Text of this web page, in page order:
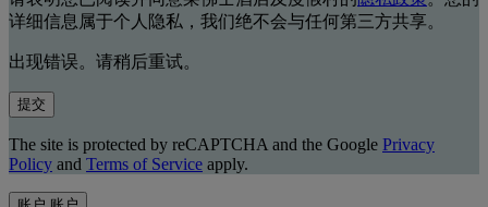
详细信息属于个人隐私，我们绝不会与任何第三方共享。
出现错误。请稍后重试。
提交
The site is protected by reCAPTCHA and the Google Privacy
Policy and Terms of Service apply.